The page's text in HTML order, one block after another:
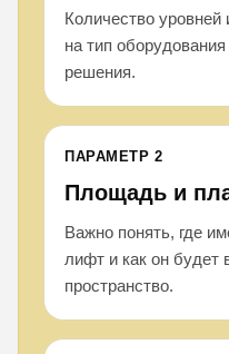
Количество
на тип
решения.
ПАРАМЕТР 2
Площадь и
Важно понять, где
лифт и как он будет
пространство.